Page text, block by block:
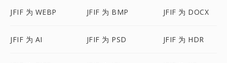
JFIF 为 WEBP JFIF 为 BMP JFIF 为 DOCX
JFIF 为 AI JFIF 为 PSD JFIF 为 HDR